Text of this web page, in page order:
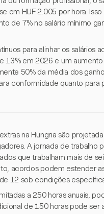
em HUF 2.005 por hora.
de 7% no salário mínimo
para alinhar os salários
em 2026 e um
50% da média dos
conformidade quanto para
na Hungria são
A jornada de trabalho
que trabalham mais de
acordos podem estender
12 sob condições
a 250 horas anuais,
de 150 horas pode ser